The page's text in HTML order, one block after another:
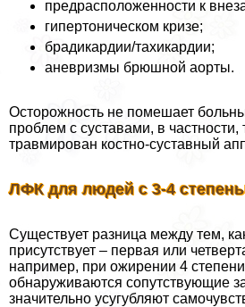
предрасположенности к
гипертоническом кризе;
брадикардии/тахикардии;
аневризмы брюшной аорты.
Осторожность не помешает
проблем с суставами, в частности,
травмирован костно-суставный
ЛФК для людей с 3-4
Существует разница между тем,
присутствует – первая или
например, при ожирении 4
обнаруживаются сопутствующие
значительно усугубляют